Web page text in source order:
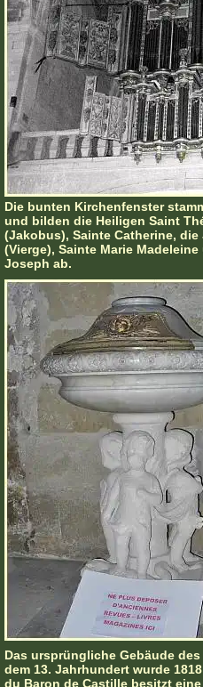
Die bunten Kirchenfenster
und bilden die Heiligen Saint
(Jakobus), Sainte Catherine,
(Vierge), Sainte Marie
Joseph ab.
Das ursprüngliche Gebäude
dem 13. Jahrhundert wurde
du Baron de Castille besitzt